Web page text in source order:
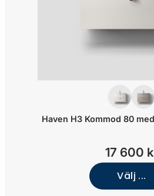
Haven H3 Kommod 80
17 600
Välj ...